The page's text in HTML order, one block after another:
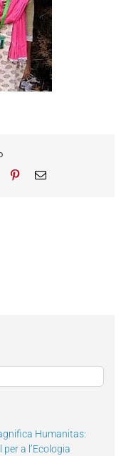
PinterestEmail
Humanitas:
a l’Ecologia